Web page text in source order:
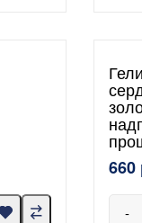
660
-